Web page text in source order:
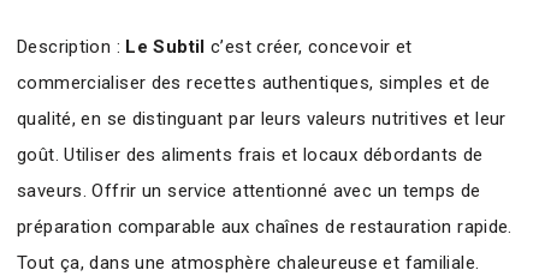
Description : Le Subtil c’est créer, concevoir et
commercialiser des recettes authentiques, simples et de
qualité, en se distinguant par leurs valeurs nutritives et leur
goût. Utiliser des aliments frais et locaux débordants de
saveurs. Offrir un service attentionné avec un temps de
préparation comparable aux chaînes de restauration rapide.
Tout ça, dans une atmosphère chaleureuse et familiale.